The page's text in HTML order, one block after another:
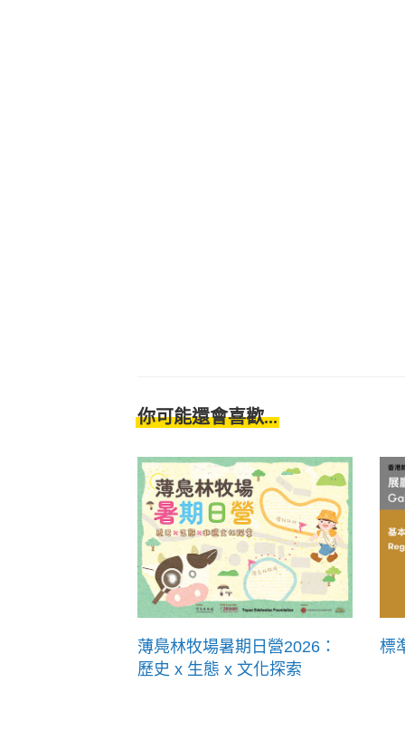
你可能還會喜歡...
薄鳧林牧場暑期日營2026：
歷史 x 生態 x 文化探索
標